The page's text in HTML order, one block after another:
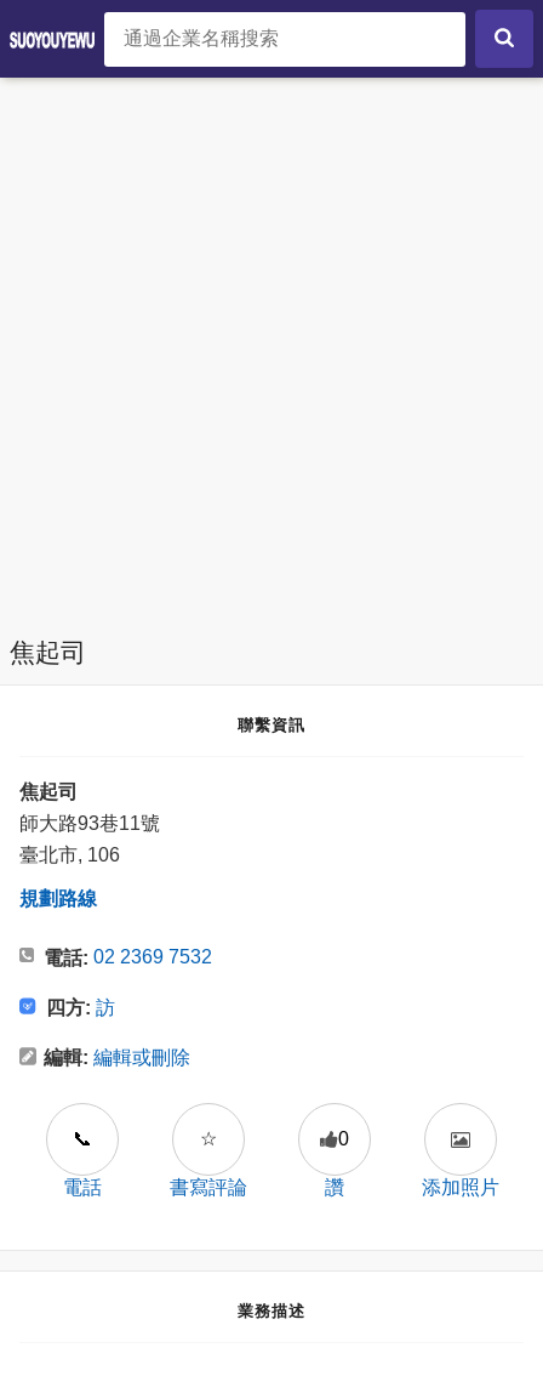
焦起司
聯繫資訊
焦起司
師大路93巷11號
臺北市, 106
規劃路線
電話: 02 2369 7532
四方: 訪
編輯: 編輯或刪除
📞
電話
☆
書寫評論
0
讚 添加照片
業務描述